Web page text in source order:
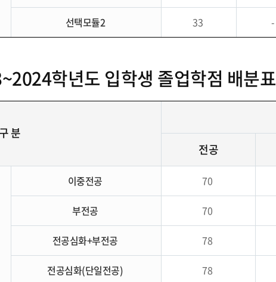
선택모듈2 33 -
학년도 입학생 졸업학점 배분표
구 분
전공
이중전공 70
부전공 70
전공심화+부전공 78
전공심화(단일전공) 78